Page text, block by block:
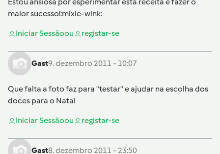
maior sucesso!:mixie-wink:
Iniciar Sessãoou registar-se
Gast9. dezembro 2011 - 10:07
Que falta a foto faz para "testar" e ajudar na escolha dos
doces para o Natal
Iniciar Sessãoou registar-se
Gast8. dezembro 2011 - 23:50